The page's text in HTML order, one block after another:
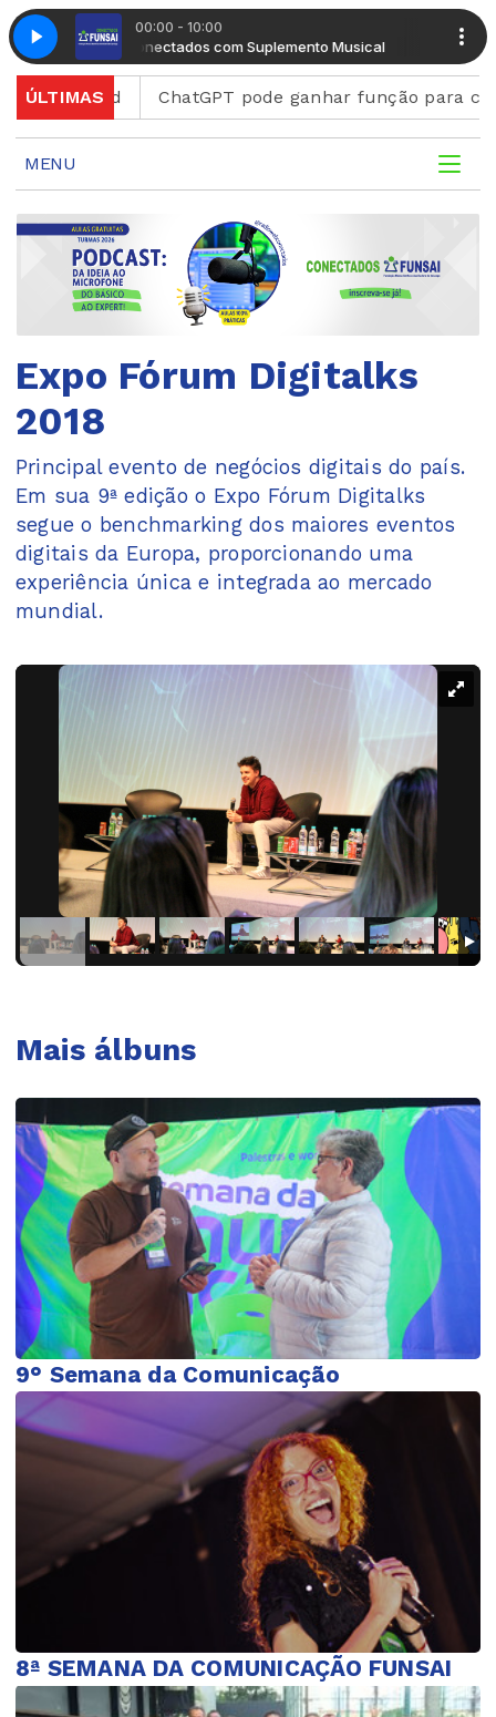
00:00 - 10:00
Manhã Conectados com Suplemento Musical Manhã
ÚLTIMAS
Discord ChatGPT pode ganhar função para criar
MENU
Expo Fórum Digitalks
2018
Principal evento de negócios digitais do país.
Em sua 9ª edição o Expo Fórum Digitalks
segue o benchmarking dos maiores eventos
digitais da Europa, proporcionando uma
experiência única e integrada ao mercado
mundial.
Mais álbuns
9° Semana da Comunicação
8ª SEMANA DA COMUNICAÇÃO FUNSAI